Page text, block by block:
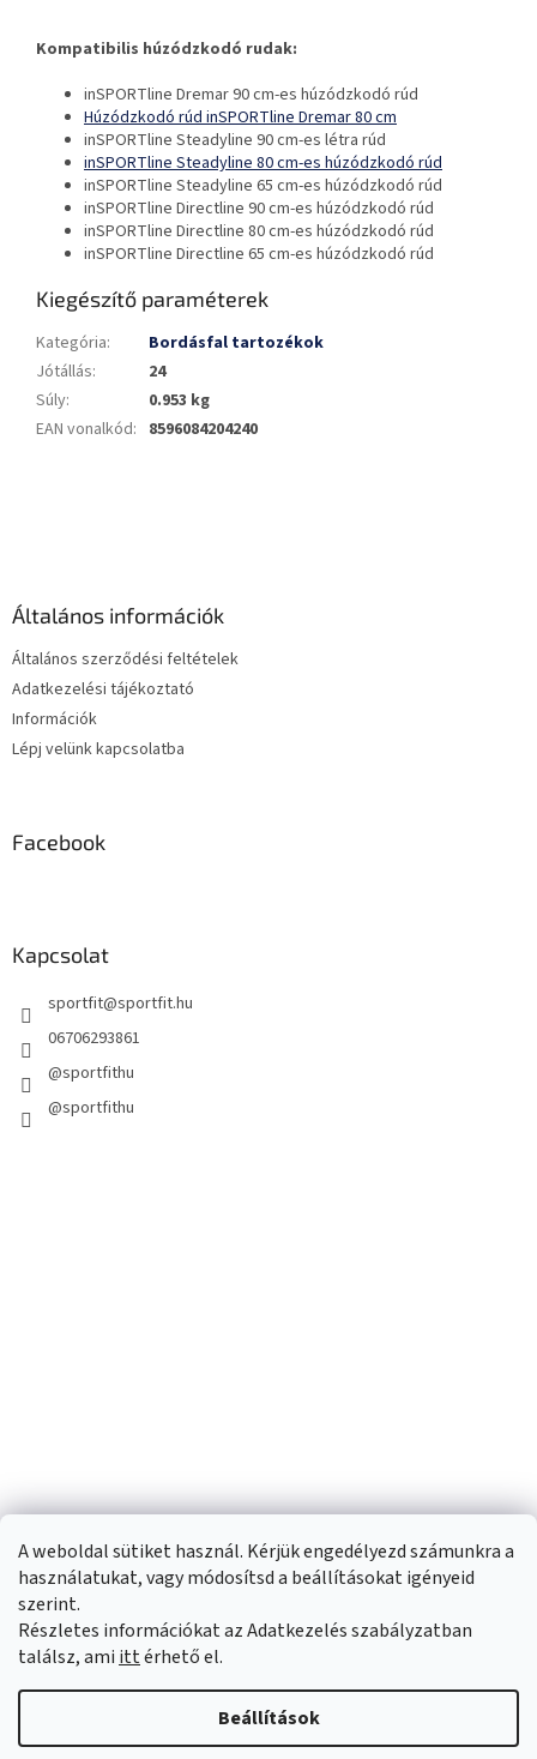
A weboldal sütiket használ. Kérjük engedélyezd számunkra a
használatukat, vagy módosítsd a beállításokat igényeid
szerint.
Részletes információkat az Adatkezelés szabályzatban
találsz, ami ittérhető el.
Beállítások
Kompatibilis húzódzkodó rudak:
inSPORTline Dremar 90 cm-es húzódzkodó rúd
Húzódzkodó rúd inSPORTline Dremar 80 cm
inSPORTline Steadyline 90 cm-es létra rúd
inSPORTline Steadyline 80 cm-es húzódzkodó rúd
inSPORTline Steadyline 65 cm-es húzódzkodó rúd
inSPORTline Directline 90 cm-es húzódzkodó rúd
inSPORTline Directline 80 cm-es húzódzkodó rúd
inSPORTline Directline 65 cm-es húzódzkodó rúd
Kiegészítő paraméterek
Kategória:
Bordásfal tartozékok
Jótállás:
24
Súly:
0.953 kg
EAN vonalkód: 8596084204240
Általános információk
Általános szerződési feltételek
Adatkezelési tájékoztató
Információk
Lépj velünk kapcsolatba
Facebook
Kapcsolat
sportfit@sportfit.hu
06706293861
@sportfithu
@sportfithu
Shoptet készítette
Sportfit.hu. Minden jog fenntartva.